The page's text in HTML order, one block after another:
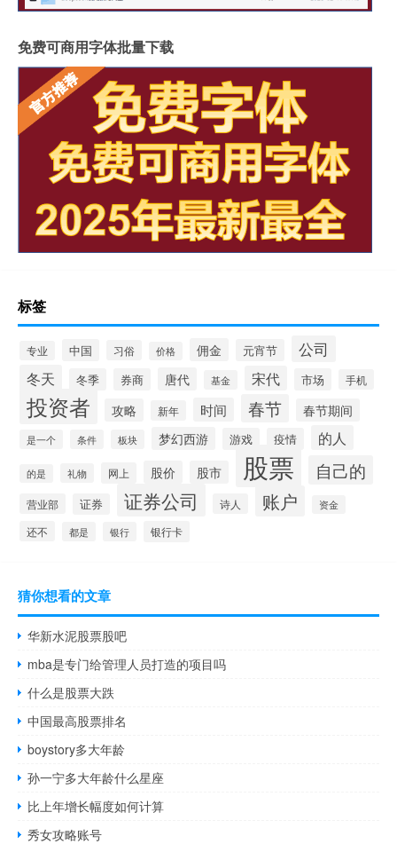
免费可商用字体批量下载
标签
专业 中国 习俗 价格 佣金 元宵节
公司
冬天
冬季 券商 唐代 基金 宋代 市场 手机
投资者 攻略 新年 时间 春节 春节期间
是一个 条件 板块 梦幻西游 游戏 疫情 的人
的是 礼物 网上 股价 股市 股票 自己的
营业部 证券 证券公司 诗人 账户 资金
还不 都是 银行 银行卡
猜你想看的文章
华新水泥股票股吧
mba是专门给管理人员打造的项目吗
什么是股票大跌
中国最高股票排名
boystory多大年龄
孙一宁多大年龄什么星座
比上年增长幅度如何计算
秀女攻略账号